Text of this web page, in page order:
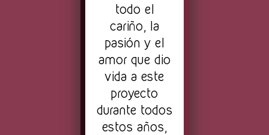
todo el
cariño, la
pasión y el
amor que dio
vida a este
proyecto
durante todos
estos años,